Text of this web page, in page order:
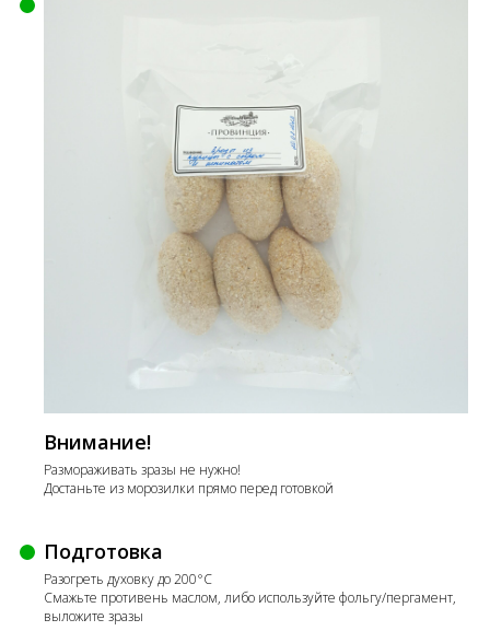
Внимание!
Размораживать зразы не нужно!
Достаньте из морозилки прямо перед готовкой
Подготовка
Разогреть духовку до 200°C
Смажьте противень маслом, либо используйте фольгу/пергамент,
выложите зразы